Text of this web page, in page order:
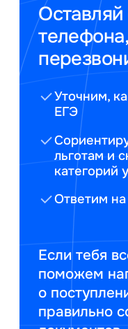
Уточним,
ЕГЭ
льготам и
категорий
Ответим
Если тебя
поможем
о
правильно